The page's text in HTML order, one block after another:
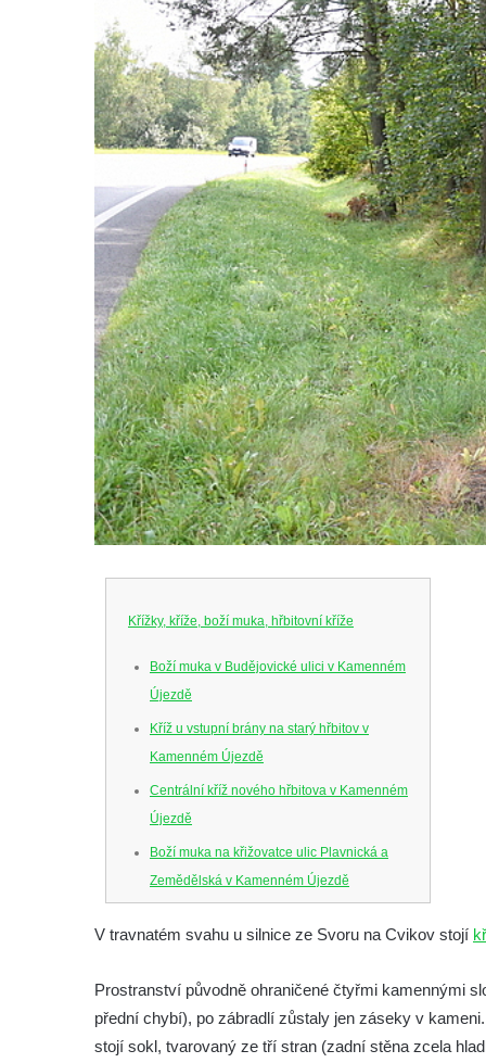
Křížky, kříže, boží muka, hřbitovní kříže
Boží muka v Budějovické ulici v Kamenném
Újezdě
Kříž u vstupní brány na starý hřbitov v
Kamenném Újezdě
Centrální kříž nového hřbitova v Kamenném
Újezdě
Boží muka na křižovatce ulic Plavnická a
Zemědělská v Kamenném Újezdě
v Kamenném Újezdě
v Kamenném Újezdě
Kříž v Dělnické ulici v Kamenném Újezdě
V travnatém svahu u silnice ze Svoru na Cvikov stojí
Prostranství původně ohraničené čtyřmi kamennými
přední chybí), po zábradlí zůstaly jen záseky v
stojí sokl, tvarovaný ze tří stran (zadní stěna zcela